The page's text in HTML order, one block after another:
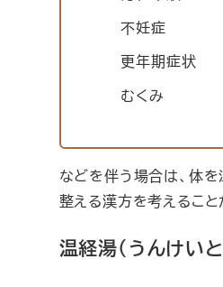
不妊症
更年期症状
むくみ
などを伴う場合は、体
整える漢方を考えること
温経湯（うんけいと